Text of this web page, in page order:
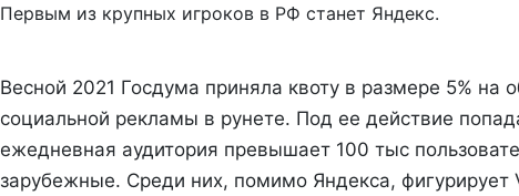
Первым из крупных игроков в РФ станет Яндекс.
Весной 2021 Госдума приняла квоту в размере 5% на
социальной рекламы в рунете. Под ее действие
ежедневная аудитория превышает 100 тыс
зарубежные. Среди них, помимо Яндекса, фигурирует